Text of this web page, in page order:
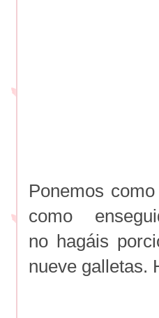
Ponemos
como
no hagáis
nueve galletas.